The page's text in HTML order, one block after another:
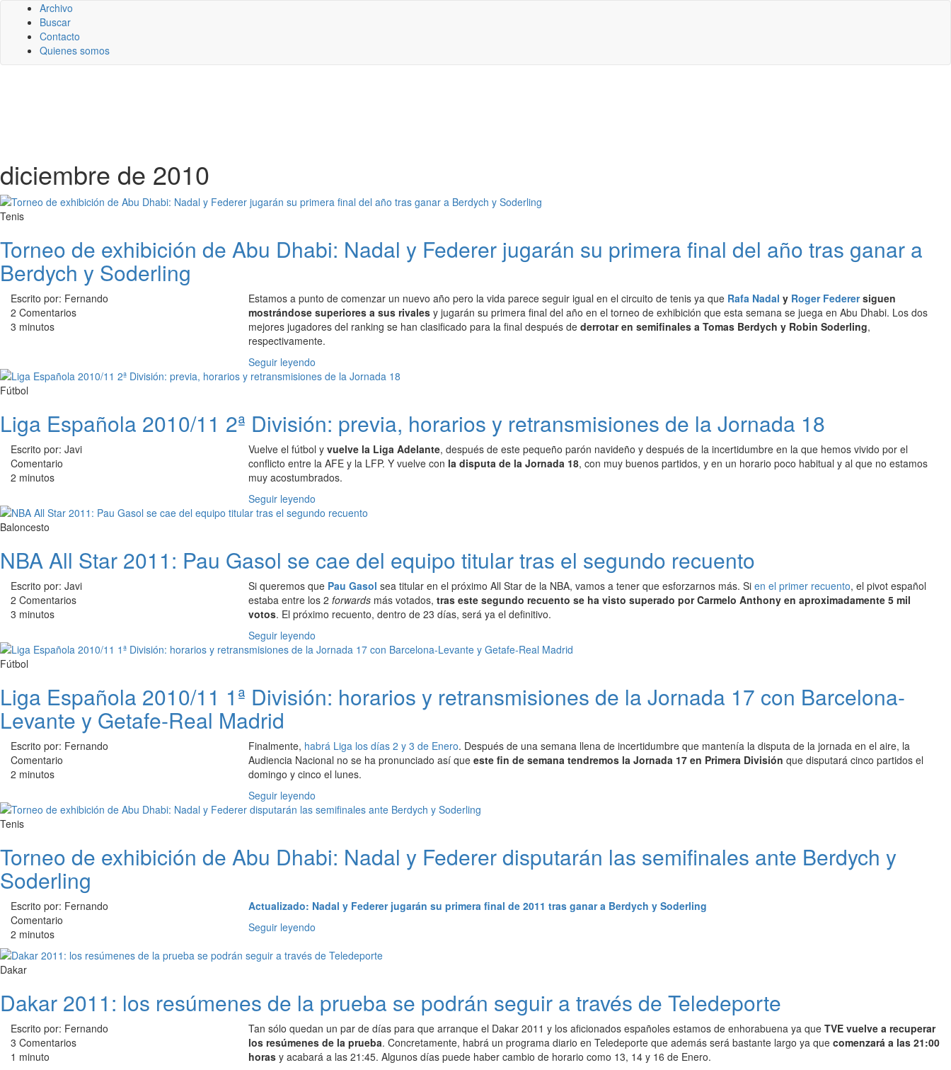
Archivo
Buscar
Contacto
Quienes somos
diciembre de 2010
Tenis
Torneo de exhibición de Abu Dhabi: Nadal y Federer jugarán su primera final del año tras ganar a
Berdych y Soderling
Escrito por: Fernando
2 Comentarios
3 minutos
Estamos a punto de comenzar un nuevo año pero la vida parece seguir igual en el circuito de tenis ya que Rafa Nadal y Roger Federersiguen
mostrándose superiores a sus rivales y jugarán su primera final del año en el torneo de exhibición que esta semana se juega en Abu Dhabi. Los dos
mejores jugadores del ranking se han clasificado para la final después de derrotar en semifinales a Tomas Berdych y Robin Soderling,
respectivamente.
Seguir leyendo
Fútbol
Liga Española 2010/11 2ª División: previa, horarios y retransmisiones de la Jornada 18
Escrito por: Javi
Comentario
2 minutos
Vuelve el fútbol y vuelve la Liga Adelante, después de este pequeño parón navideño y después de la incertidumbre en la que hemos vivido por el
conflicto entre la AFE y la LFP. Y vuelve con la disputa de la Jornada 18, con muy buenos partidos, y en un horario poco habitual y al que no estamos
muy acostumbrados.
Seguir leyendo
Baloncesto
NBA All Star 2011: Pau Gasol se cae del equipo titular tras el segundo recuento
Escrito por: Javi
2 Comentarios
3 minutos
Si queremos que Pau Gasol sea titular en el próximo All Star de la NBA, vamos a tener que esforzarnos más. Si en el primer recuento, el pivot español
estaba entre los 2 forwards más votados, tras este segundo recuento se ha visto superado por Carmelo Anthony en aproximadamente 5 mil
votos. El próximo recuento, dentro de 23 días, será ya el definitivo.
Seguir leyendo
Fútbol
Liga Española 2010/11 1ª División: horarios y retransmisiones de la Jornada 17 con Barcelona-
Levante y Getafe-Real Madrid
Escrito por: Fernando
Comentario
2 minutos
Finalmente, habrá Liga los días 2 y 3 de Enero. Después de una semana llena de incertidumbre que mantenía la disputa de la jornada en el aire, la
Audiencia Nacional no se ha pronunciado así que este fin de semana tendremos la Jornada 17 en Primera División que disputará cinco partidos el
domingo y cinco el lunes.
Seguir leyendo
Tenis
Torneo de exhibición de Abu Dhabi: Nadal y Federer disputarán las semifinales ante Berdych y
Soderling
Escrito por: Fernando
Comentario
2 minutos
Actualizado: Nadal y Federer jugarán su primera final de 2011 tras ganar a Berdych y Soderling
Seguir leyendo
Dakar
Dakar 2011: los resúmenes de la prueba se podrán seguir a través de Teledeporte
Escrito por: Fernando
3 Comentarios
1 minuto
Tan sólo quedan un par de días para que arranque el Dakar 2011 y los aficionados españoles estamos de enhorabuena ya que TVE vuelve a recuperar
los resúmenes de la prueba. Concretamente, habrá un programa diario en Teledeporte que además será bastante largo ya que comenzará a las 21:00
horas y acabará a las 21:45. Algunos días puede haber cambio de horario como 13, 14 y 16 de Enero.